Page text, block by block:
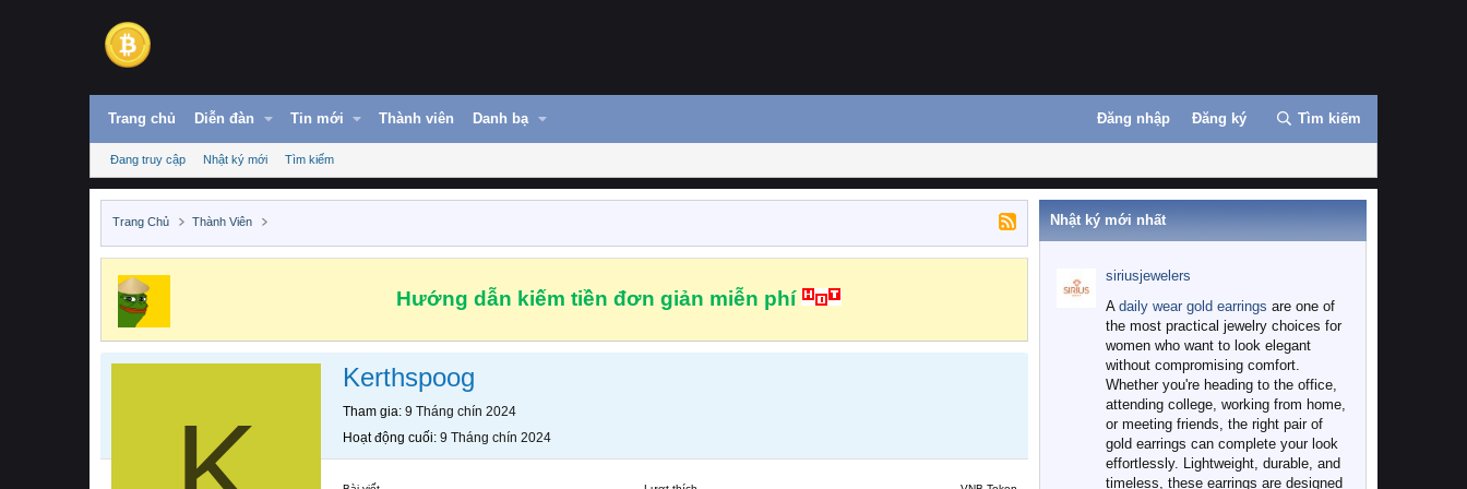
Trang chủ Diễn đàn Tin mới Thành viên Danh bạ Đăng nhập Đăng ký Tìm kiếm
Đang truy cập Nhật ký mới Tìm kiếm
Trang Chủ Thành Viên
Hướng dẫn kiếm tiền đơn giản miễn phí
Kerthspoog
Tham gia 9 Tháng chín 2024
Hoạt động cuối 9 Tháng chín 2024
Nhật ký mới nhất
siriusjewelers
A daily wear gold earrings are one of
the most practical jewelry choices for
women who want to look elegant
without compromising comfort.
Whether you're heading to the office,
attending college, working from home,
or meeting friends, the right pair of
gold earrings can complete your look
effortlessly. Lightweight, durable, and
timeless, these earrings are designed